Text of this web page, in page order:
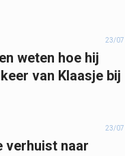
23/07
weten hoe hij
van Klaasje bij
23/07
verhuist naar